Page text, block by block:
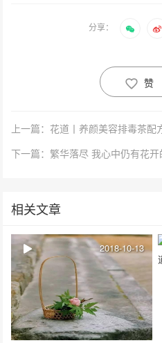
分享：
赞
上一篇：花道丨养颜美容排毒茶
下一篇：繁华落尽 我心中仍有花
相关文章
2018-10-13